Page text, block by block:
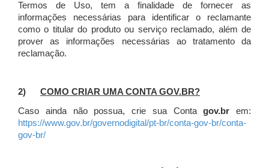
Termos de Uso, tem a finalidade de fornecer as
informações necessárias para identificar o reclamante
como o titular do produto ou serviço reclamado, além de
prover as informações necessárias ao tratamento da
reclamação.
2) COMO CRIAR UMA CONTA GOV.BR?
Caso ainda não possua, crie sua Contagov.br em:
https://www.gov.br/governodigital/pt-br/conta-gov-br/conta-
gov-br/